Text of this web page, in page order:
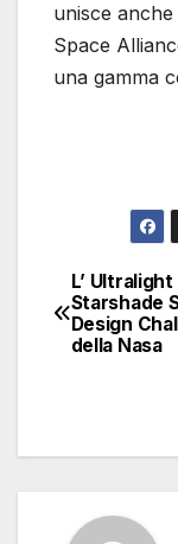
unisce
Space
una gamma
articoli
L’ Ultralight
Starshade
Design
della Nasa